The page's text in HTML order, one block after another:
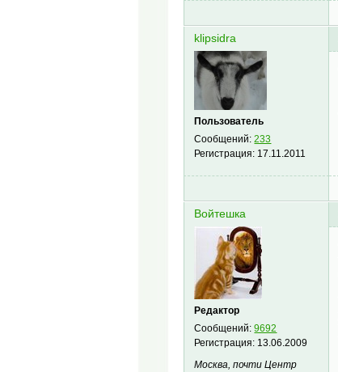
klipsidra
Пользователь
Сообщений:233
Регистрация: 17.11.2011
Войтешка
Редактор
Сообщений:9692
Регистрация: 13.06.2009
Москва, почти Центр